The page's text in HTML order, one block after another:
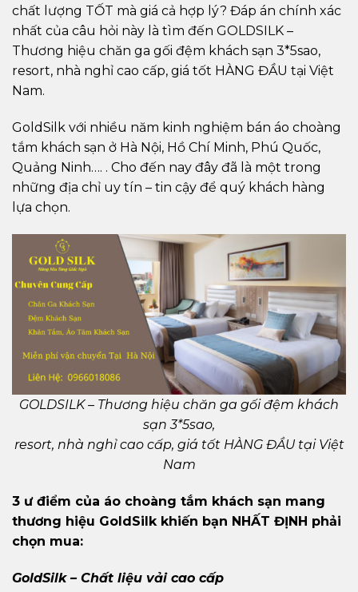
chất lượng TỐT mà giá cả hợp lý? Đáp án chính xác
nhất của câu hỏi này là tìm đến GOLDSILK –
Thương hiệu chăn ga gối đệm khách sạn 3*5sao,
resort, nhà nghỉ cao cấp, giá tốt HÀNG ĐẦU tại Việt
Nam.
GoldSilk với nhiều năm kinh nghiệm bán áo choàng
tắm khách sạn ở Hà Nội, Hồ Chí Minh, Phú Quốc,
Quảng Ninh…. . Cho đến nay đây đã là một trong
những địa chỉ uy tín – tin cậy để quý khách hàng
lựa chọn.
GOLDSILK – Thương hiệu chăn ga gối đệm khách
sạn 3*5sao,
resort, nhà nghỉ cao cấp, giá tốt HÀNG ĐẦU tại Việt
Nam
3 ư điểm của áo choàng tắm khách sạn mang
thương hiệu GoldSilk khiến bạn NHẤT ĐỊNH phải
chọn mua:
GoldSilk – Chất liệu vải cao cấp